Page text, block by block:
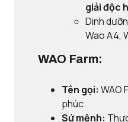
giải độc
Dinh
Wao A4,
WAO Farm:
Tên gọi: WAO
phúc.
Sứ mệnh: